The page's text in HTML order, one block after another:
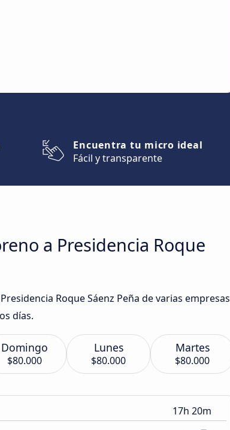
Encuentra tu micro ideal
Fácil y transparente
a Presidencia Roque
Roque Sáenz Peña de varias empresas
días.
Domingo
$80.000
Lunes
$80.000
Martes
$80.000
17h 20m